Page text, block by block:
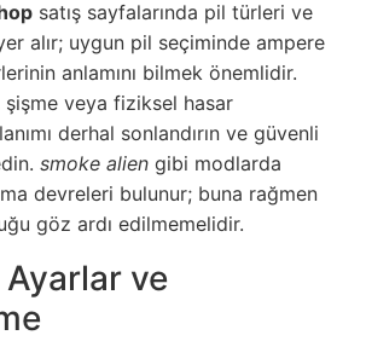
satış sayfalarında pil türleri ve
alır; uygun pil seçiminde ampere
anlamını bilmek önemlidir.
şişme veya fiziksel hasar
derhal sonlandırın ve güvenli
smoke alien gibi modlarda
devreleri bulunur; buna rağmen
göz ardı edilmemelidir.
ve